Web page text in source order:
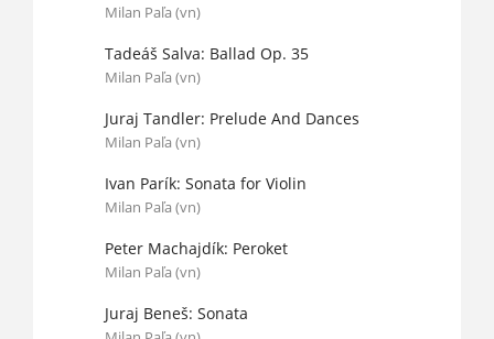
Milan Paľa (vn)
Tadeáš Salva: Ballad Op. 35
Milan Paľa (vn)
Juraj Tandler: Prelude And Dances
Milan Paľa (vn)
Ivan Parík: Sonata for Violin
Milan Paľa (vn)
Peter Machajdík: Peroket
Milan Paľa (vn)
Juraj Beneš: Sonata